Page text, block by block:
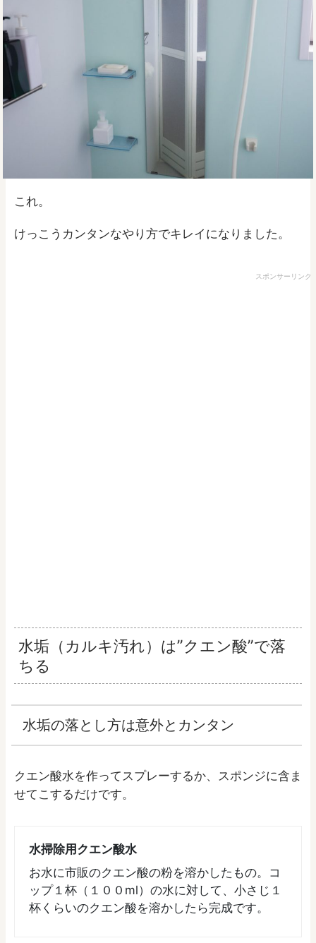
これ。
けっこうカンタンなやり方でキレイになりました。
スポンサーリンク
水垢（カルキ汚れ）は”クエン酸”で落
ちる
水垢の落とし方は意外とカンタン
クエン酸水を作ってスプレーするか、スポンジに含ま
せてこするだけです。
水掃除用クエン酸水
お水に市販のクエン酸の粉を溶かしたもの。コ
ップ１杯（１００ml）の水に対して、小さじ１
杯くらいのクエン酸を溶かしたら完成です。